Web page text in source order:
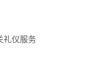
仪服务